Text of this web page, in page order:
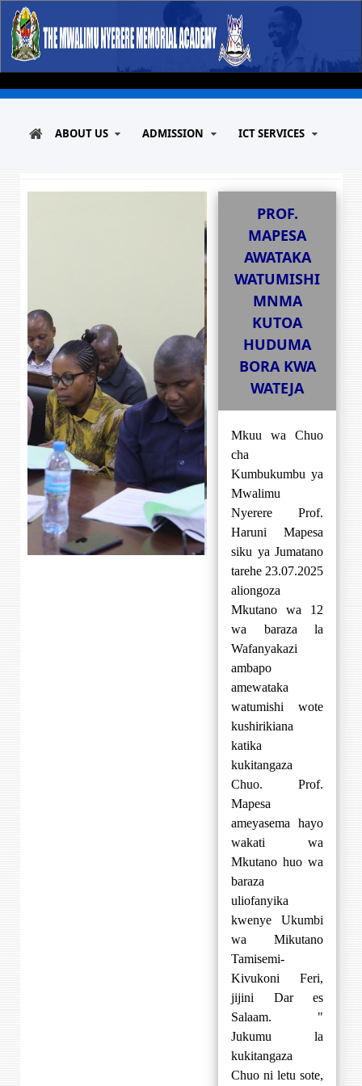
ABOUT US ADMISSION ICT SERVICES
PROF.
MAPESA
AWATAKA
WATUMISHI
MNMA
KUTOA
HUDUMA
BORA KWA
WATEJA
Mkuu wa Chuo
cha
Kumbukumbu ya
Mwalimu
Nyerere Prof.
Haruni Mapesa
siku ya Jumatano
tarehe 23.07.2025
aliongoza
Mkutano wa 12
wa baraza la
Wafanyakazi
ambapo
amewataka
watumishi wote
kushirikiana
katika
kukitangaza
Chuo. Prof.
Mapesa
ameyasema hayo
wakati wa
Mkutano huo wa
baraza
uliofanyika
kwenye Ukumbi
wa Mikutano
Tamisemi-
Kivukoni Feri,
jijini Dar es
Salaam. "
Jukumu la
kukitangaza
Chuo ni letu sote,